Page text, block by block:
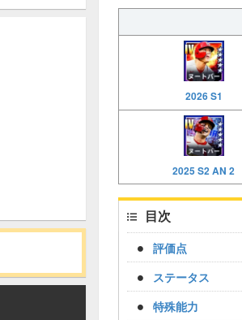
2026 S1
2025 S2 AN 2
目次
評価点
ステータス
特殊能力